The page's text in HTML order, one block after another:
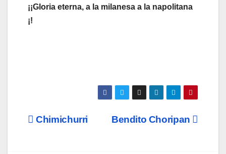
¡¡Gloria eterna, a la milanesa a la napolitana
¡!
NavegaciónBendito Choripan
Chimichurri